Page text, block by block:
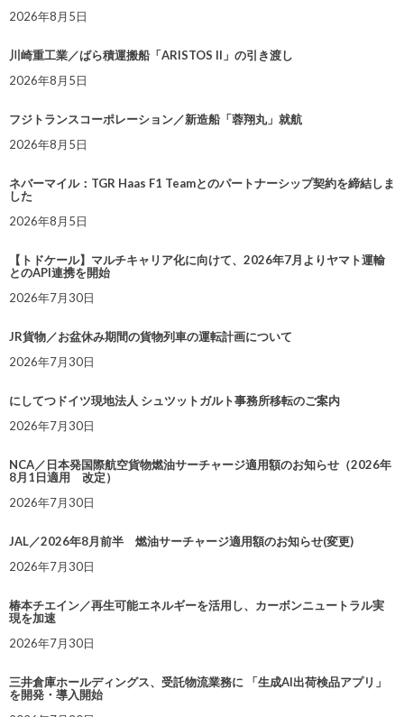
2026年8月5日
川崎重工業／ばら積運搬船「ARISTOS II」の引き渡し
2026年8月5日
フジトランスコーポレーション／新造船「蓉翔丸」就航
2026年8月5日
ネバーマイル：TGR Haas F1 Teamとのパートナーシップ契約を締結しま
した
2026年8月5日
【トドケール】マルチキャリア化に向けて、2026年7月よりヤマト運輸
とのAPI連携を開始
2026年7月30日
JR貨物／お盆休み期間の貨物列車の運転計画について
2026年7月30日
にしてつドイツ現地法人 シュツットガルト事務所移転のご案内
2026年7月30日
NCA／日本発国際航空貨物燃油サーチャージ適用額のお知らせ（2026年
8月1日適用 改定）
2026年7月30日
JAL／2026年8月前半 燃油サーチャージ適用額のお知らせ(変更)
2026年7月30日
椿本チエイン／再生可能エネルギーを活用し、カーボンニュートラル実
現を加速
2026年7月30日
三井倉庫ホールディングス、受託物流業務に 「生成AI出荷検品アプリ」
を開発・導入開始